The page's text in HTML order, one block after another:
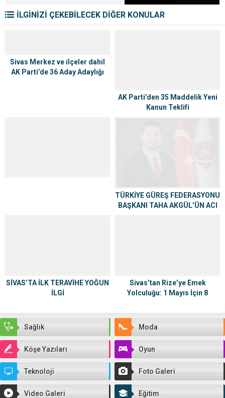
İLGİNİZİ ÇEKEBİLECEK DİĞER KONULAR
Sivas Merkez ve ilçeler dahil
AK Parti’de 36 Aday Adaylığı
AK Parti’den 35 Maddelik Yeni
Kanun Teklifi
TÜRKİYE GÜREŞ FEDERASYONU
BAŞKANI TAHA AKGÜL’ÜN ACI
KAYBI
SİVAS’TA İLK TERAVİHE YOĞUN
İLGİ
Sivas’tan Rize’ye Emek
Yolculuğu: 1 Mayıs İçin 8
Sağlık Moda
Köşe Yazıları Oyun
Teknoloji Foto Galeri
Video Galeri Eğitim